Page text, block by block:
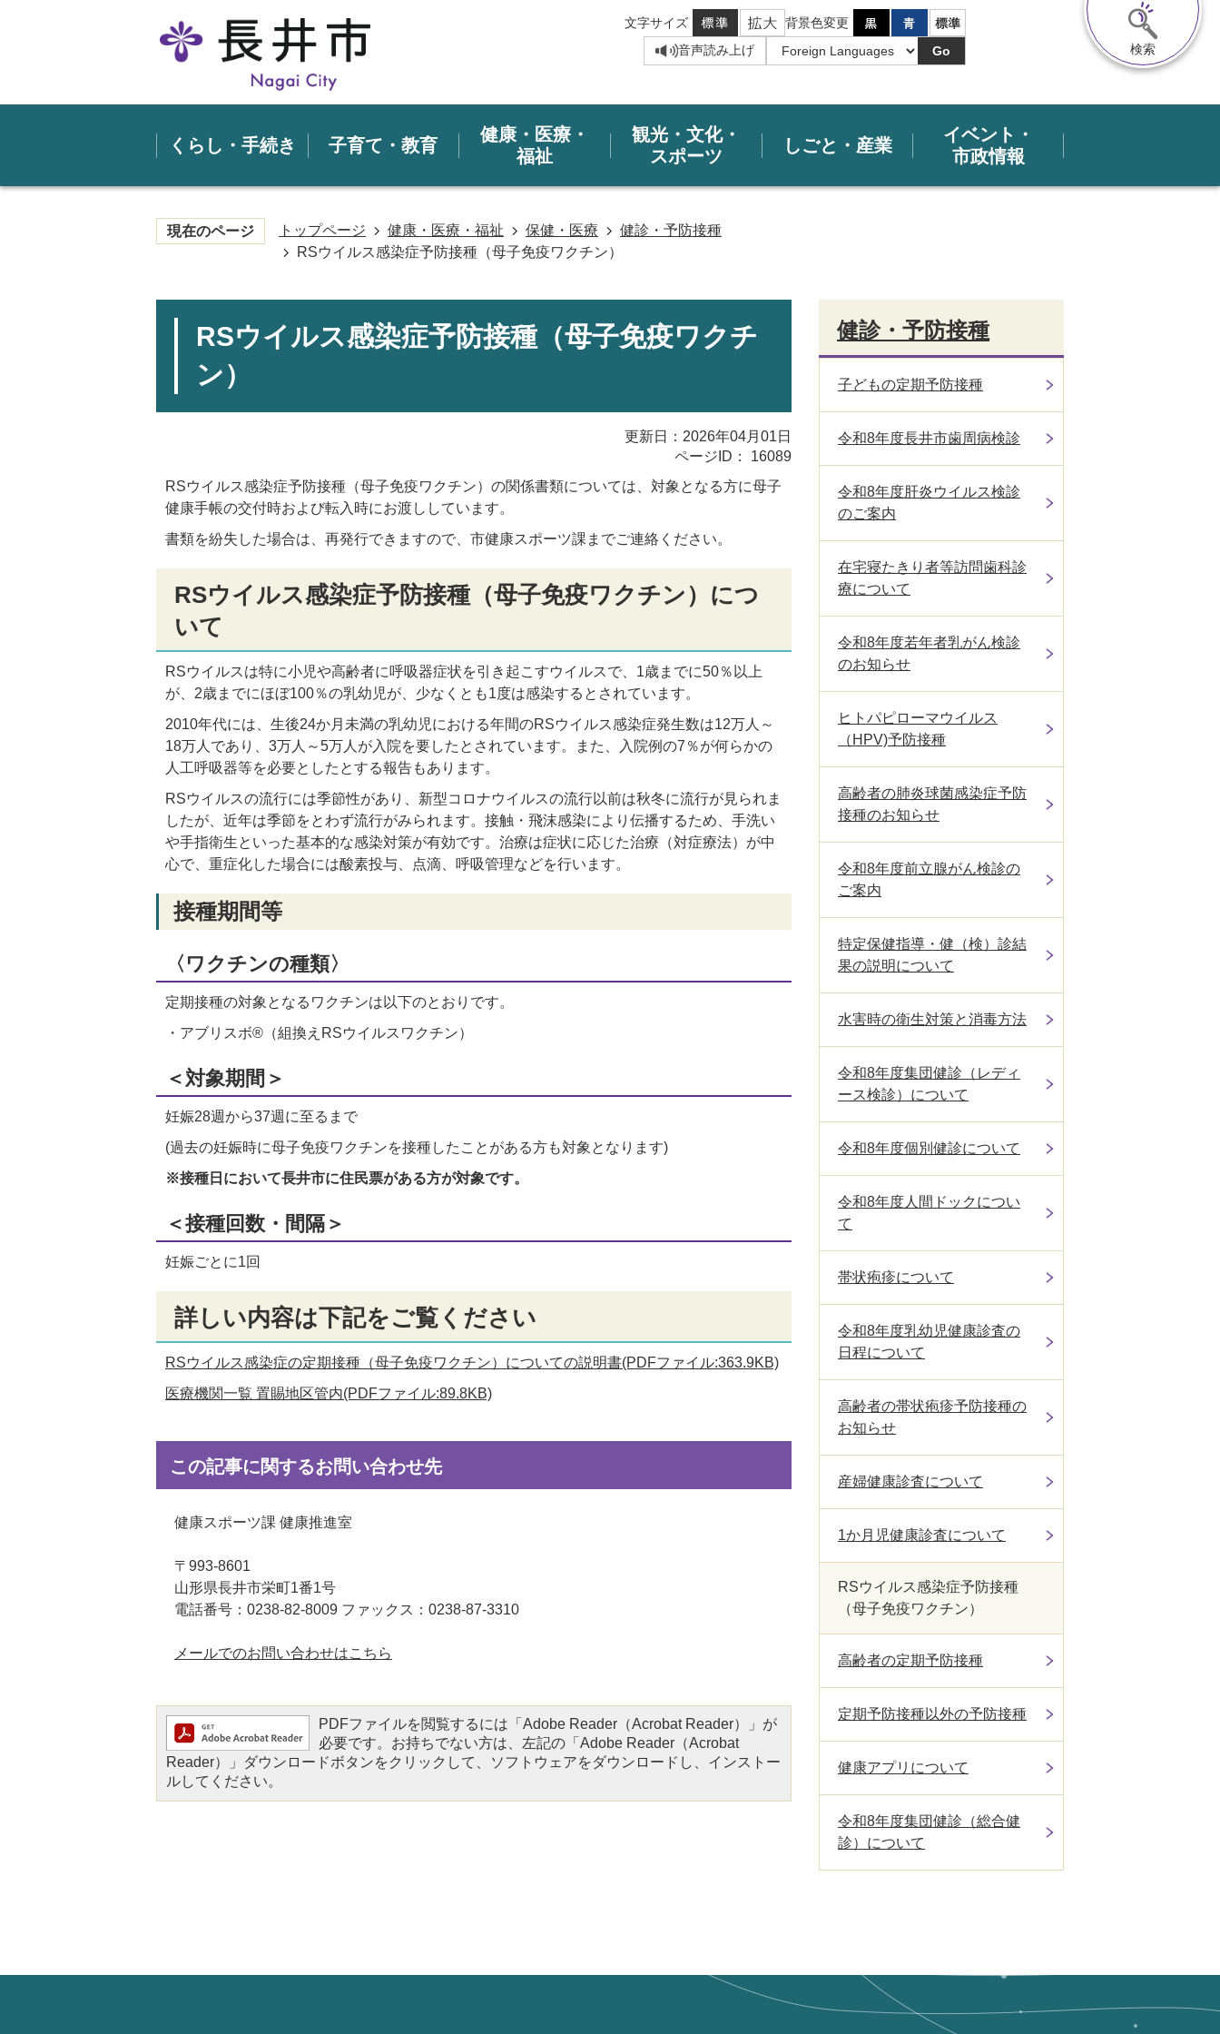
文字サイズ
背景色変更
音声読み上げ
Go 検索
くらし・手続き 子育て・教育
健康・医療・
福祉
観光・文化・
スポーツ
しごと・産業
イベント・
市政情報
現在のページ トップページ 健康・医療・福祉 保健・医療
健診・予防接種
RSウイルス感染症予防接種（母子免疫ワクチン）
RSウイルス感染症予防接種（母子免疫ワクチ
ン）
更新日：2026年04月01日
ページID：
16089
RSウイルス感染症予防接種（母子免疫ワクチン）の関係書類については、対象となる方に母子
健康手帳の交付時および転入時にお渡ししています。
書類を紛失した場合は、再発行できますので、市健康スポーツ課までご連絡ください。
RSウイルス感染症予防接種（母子免疫ワクチン）につ
いて
RSウイルスは特に小児や高齢者に呼吸器症状を引き起こすウイルスで、1歳までに50％以上
が、2歳までにほぼ100％の乳幼児が、少なくとも1度は感染するとされています。
2010年代には、生後24か月未満の乳幼児における年間のRSウイルス感染症発生数は12万人～
18万人であり、3万人～5万人が入院を要したとされています。また、入院例の7％が何らかの
人工呼吸器等を必要としたとする報告もあります。
RSウイルスの流行には季節性があり、新型コロナウイルスの流行以前は秋冬に流行が見られま
したが、近年は季節をとわず流行がみられます。接触・飛沫感染により伝播するため、手洗い
や手指衛生といった基本的な感染対策が有効です。治療は症状に応じた治療（対症療法）が中
心で、重症化した場合には酸素投与、点滴、呼吸管理などを行います。
接種期間等
〈ワクチンの種類〉
定期接種の対象となるワクチンは以下のとおりです。
・アブリスボ®（組換えRSウイルスワクチン）
＜対象期間＞
妊娠28週から37週に至るまで
(過去の妊娠時に母子免疫ワクチンを接種したことがある方も対象となります)
※接種日において長井市に住民票がある方が対象です。
＜接種回数・間隔＞
妊娠ごとに1回
詳しい内容は下記をご覧ください
RSウイルス感染症の定期接種（母子免疫ワクチン）についての説明書(PDFファイル:363.9KB)
医療機関一覧 置賜地区管内(PDFファイル:89.8KB)
この記事に関するお問い合わせ先
健康スポーツ課 健康推進室
〒993-8601
山形県長井市栄町1番1号
電話番号：0238-82-8009 ファックス：0238-87-3310
メールでのお問い合わせはこちら
PDFファイルを閲覧するには「Adobe Reader（Acrobat Reader）」が
必要です。お持ちでない方は、左記の「Adobe Reader（Acrobat
Reader）」ダウンロードボタンをクリックして、ソフトウェアをダウンロードし、インストー
ルしてください。
健診・予防接種
子どもの定期予防接種
令和8年度長井市歯周病検診
令和8年度肝炎ウイルス検診
のご案内
在宅寝たきり者等訪問歯科診
療について
令和8年度若年者乳がん検診
のお知らせ
ヒトパピローマウイルス
（HPV)予防接種
高齢者の肺炎球菌感染症予防
接種のお知らせ
令和8年度前立腺がん検診の
ご案内
特定保健指導・健（検）診結
果の説明について
水害時の衛生対策と消毒方法
令和8年度集団健診（レディ
ース検診）について
令和8年度個別健診について
令和8年度人間ドックについ
て
帯状疱疹について
令和8年度乳幼児健康診査の
日程について
高齢者の帯状疱疹予防接種の
お知らせ
産婦健康診査について
1か月児健康診査について
RSウイルス感染症予防接種
（母子免疫ワクチン）
高齢者の定期予防接種
定期予防接種以外の予防接種
健康アプリについて
令和8年度集団健診（総合健
診）について